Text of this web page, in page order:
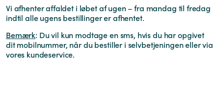
Vi afhenter affaldet i løbet af ugen – fra mandag til fredag
indtil alle ugens bestillinger er afhentet.
Bemærk: Du vil kun modtage en sms, hvis du har opgivet
dit mobilnummer, når du bestiller i selvbetjeningen eller via
vores kundeservice.